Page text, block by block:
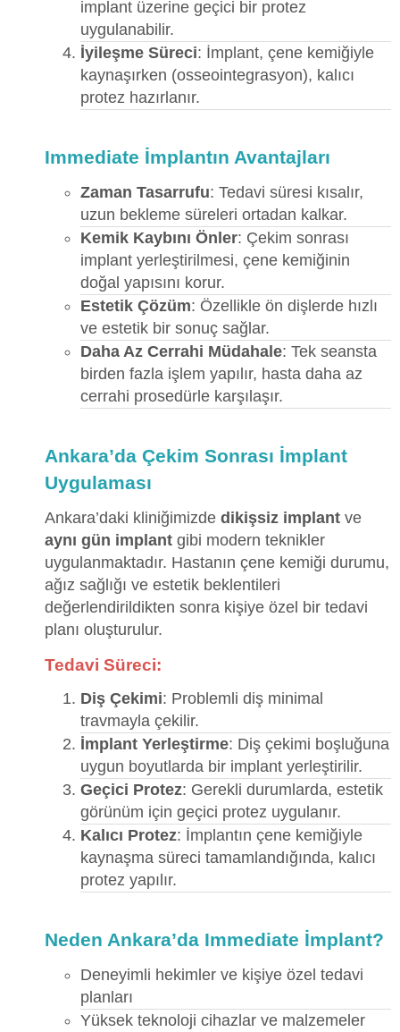
implant üzerine geçici bir protez
uygulanabilir.
İyileşme Süreci: İmplant, çene kemiğiyle
kaynaşırken (osseointegrasyon), kalıcı
protez hazırlanır.
Immediate İmplantın Avantajları
Zaman Tasarrufu: Tedavi süresi kısalır,
uzun bekleme süreleri ortadan kalkar.
Kemik Kaybını Önler: Çekim sonrası
implant yerleştirilmesi, çene kemiğinin
doğal yapısını korur.
Estetik Çözüm: Özellikle ön dişlerde hızlı
ve estetik bir sonuç sağlar.
Daha Az Cerrahi Müdahale: Tek seansta
birden fazla işlem yapılır, hasta daha az
cerrahi prosedürle karşılaşır.
Ankara’da Çekim Sonrası İmplant
Uygulaması
Ankara’daki kliniğimizde dikişsiz implant ve
aynı gün implant gibi modern teknikler
uygulanmaktadır. Hastanın çene kemiği durumu,
ağız sağlığı ve estetik beklentileri
değerlendirildikten sonra kişiye özel bir tedavi
planı oluşturulur.
Tedavi Süreci:
Diş Çekimi: Problemli diş minimal
travmayla çekilir.
İmplant Yerleştirme: Diş çekimi boşluğuna
uygun boyutlarda bir implant yerleştirilir.
Geçici Protez: Gerekli durumlarda, estetik
görünüm için geçici protez uygulanır.
Kalıcı Protez: İmplantın çene kemiğiyle
kaynaşma süreci tamamlandığında, kalıcı
protez yapılır.
Neden Ankara’da Immediate İmplant?
Deneyimli hekimler ve kişiye özel tedavi
planları
Yüksek teknoloji cihazlar ve malzemeler